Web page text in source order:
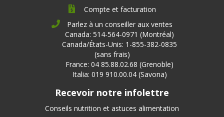
Compte et facturation
Parlez à un conseiller aux ventes
Canada: 514-564-0971 (Montréal)
Canada/États-Unis: 1-855-382-0835
(sans frais)
France: 04 85.88.02.68 (Grenoble)
Italia: 019 910.00.04 (Savona)
Recevoir notre infolettre
Conseils nutrition et astuces alimentation